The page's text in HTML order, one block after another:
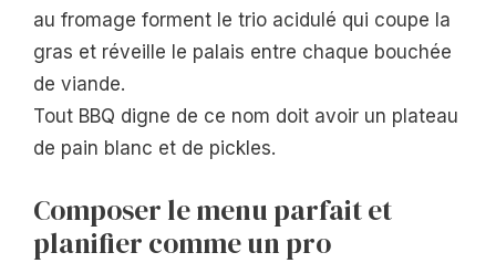
au fromage forment le trio acidulé qui coupe la
gras et réveille le palais entre chaque bouchée
de viande.
Tout BBQ digne de ce nom doit avoir un plateau
de pain blanc et de pickles.
Composer le menu parfait et
planifier comme un pro